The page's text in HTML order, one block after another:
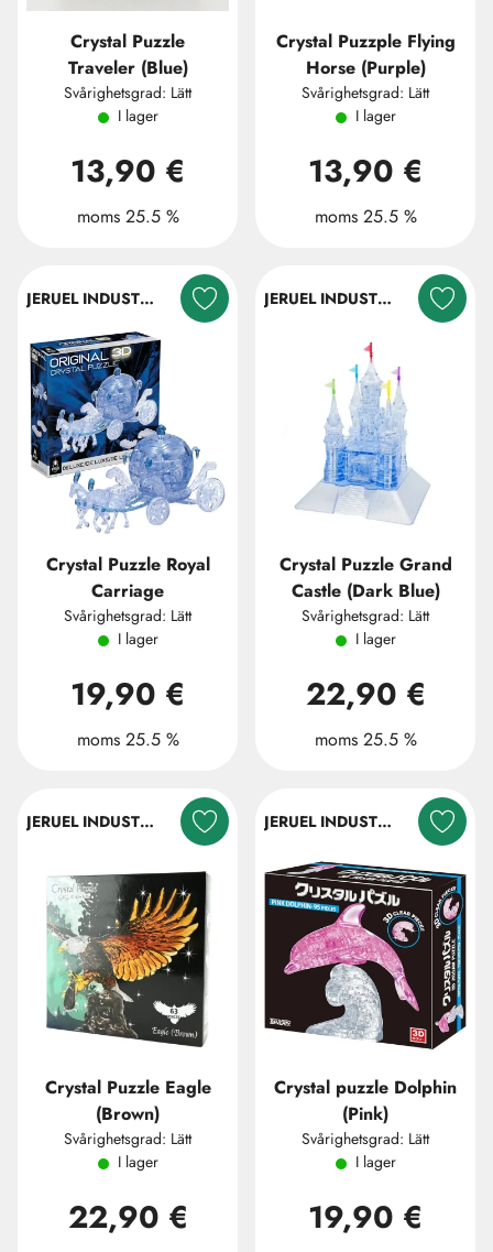
Crystal Puzzle
Traveler (Blue)
Svårighetsgrad: Lätt
I lager
13,90 €
moms 25.5 %
Crystal Puzzple Flying
Horse (Purple)
Svårighetsgrad: Lätt
I lager
13,90 €
moms 25.5 %
JERUEL INDUSTRIAL COMPANY LTD.
Crystal Puzzle Royal
Carriage
Svårighetsgrad: Lätt
I lager
19,90 €
moms 25.5 %
JERUEL INDUSTRIAL COMPANY LTD.
Crystal Puzzle Grand
Castle (Dark Blue)
Svårighetsgrad: Lätt
I lager
22,90 €
moms 25.5 %
JERUEL INDUSTRIAL COMPANY LTD.
Crystal Puzzle Eagle
(Brown)
Svårighetsgrad: Lätt
I lager
22,90 €
JERUEL INDUSTRIAL COMPANY LTD.
Crystal puzzle Dolphin
(Pink)
Svårighetsgrad: Lätt
I lager
19,90 €